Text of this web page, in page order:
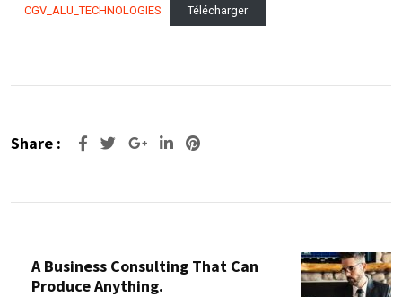
CGV_ALU_TECHNOLOGIES Télécharger
Share : Google+LinkedIn
Pinterest
A Business Consulting That Can
Produce Anything.